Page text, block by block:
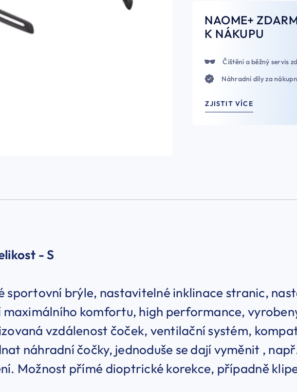
NAOME+
K NÁKUPU
Čištění a běžný servis
Náhradní díly za
ZJISTIT VÍCE
- S
sportovní brýle, nastavitelné inklinace stranic,
maximálního komfortu, high performance,
vzdálenost čoček, ventilační systém,
náhradní čočky, jednoduše se dají vyměnit ,
Možnost přímé dioptrické korekce, případně